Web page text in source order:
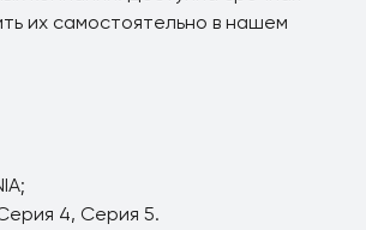
их самостоятельно в нашем
4, Серия 5.